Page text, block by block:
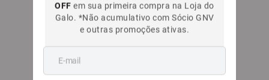
OFF em sua primeira compra na Loja do
Galo. *Não acumulativo com Sócio GNV
e outras promoções ativas.